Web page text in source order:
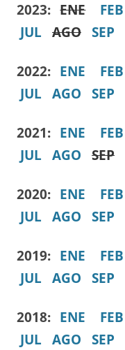
2023:ENE FEB
JUL
AGO SEP
2022: ENE FEB
JUL
AGO SEP
2021: ENE FEB
JUL
AGO SEP
2020: ENE FEB
JUL
AGO SEP
2019: ENE FEB
JUL
AGO SEP
2018: ENE FEB
JUL
AGO SEP